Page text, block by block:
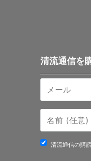
清流通信を
清流通信の購